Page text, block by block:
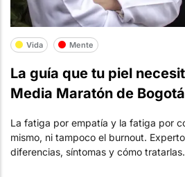
Vida Mente
La guía que tu piel
Media Maratón de Bogotá
La fatiga por empatía y la fatiga por
mismo, ni tampoco el burnout.
diferencias, síntomas y cómo tratarlas.